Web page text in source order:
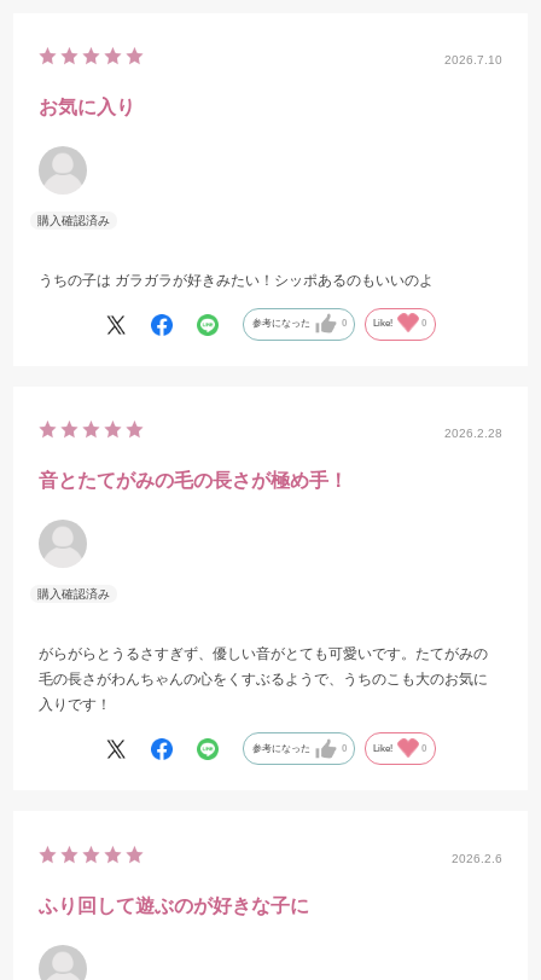
2026.7.10
お気に入り
うちの子は ガラガラが好きみたい！シッポあるのもいいのよ
参考になった 0 Like! 0
2026.2.28
音とたてがみの毛の長さが極め手！
がらがらとうるさすぎず、優しい音がとても可愛いです。たてがみの
毛の長さがわんちゃんの心をくすぶるようで、うちのこも大のお気に
入りです！
参考になった 0 Like! 0
2026.2.6
ふり回して遊ぶのが好きな子に